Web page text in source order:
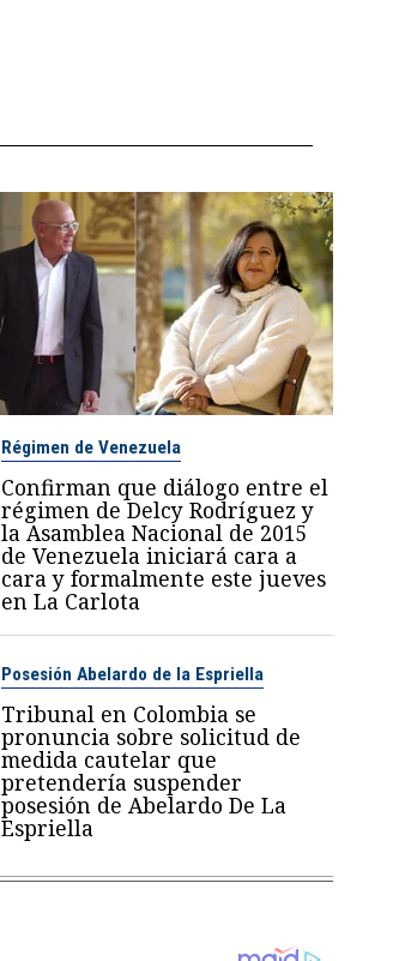
Régimen de Venezuela
Confirman que diálogo entre el
régimen de Delcy Rodríguez y
la Asamblea Nacional de 2015
de Venezuela iniciará cara a
cara y formalmente este jueves
en La Carlota
Posesión Abelardo de la Espriella
Tribunal en Colombia se
pronuncia sobre solicitud de
medida cautelar que
pretendería suspender
posesión de Abelardo De La
Espriella